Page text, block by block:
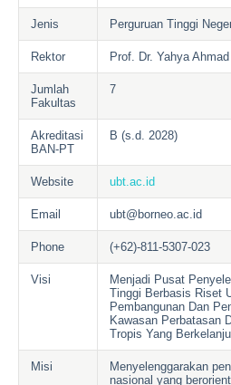
Jenis Perguruan Tinggi
Rektor Prof. Dr. Yahya
Jumlah
Fakultas
7
Akreditasi
BAN-PT
B (s.d. 2028)
Website ubt.ac.id
Email ubt@borneo.ac.id
Phone (+62)-811-5307-023
Visi
Menjadi Pusat
Tinggi Berbasis Riset
Pembangunan Dan
Kawasan Perbatasan
Tropis Yang
Misi
Menyelenggarakan
nasional yang